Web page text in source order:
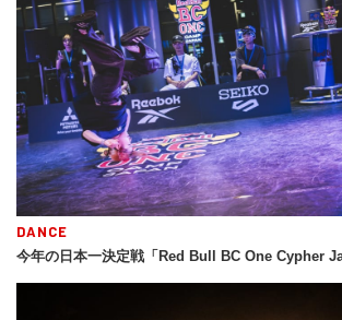
DANCE
今年の日本一決定戦「Red Bull BC One Cypher